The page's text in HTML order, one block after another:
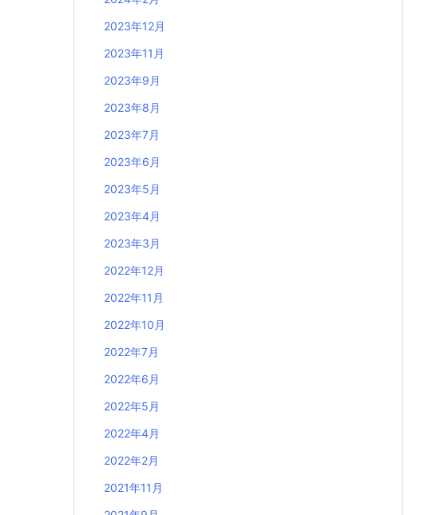
2023年12月
2023年11月
2023年9月
2023年8月
2023年7月
2023年6月
2023年5月
2023年4月
2023年3月
2022年12月
2022年11月
2022年10月
2022年7月
2022年6月
2022年5月
2022年4月
2022年2月
2021年11月